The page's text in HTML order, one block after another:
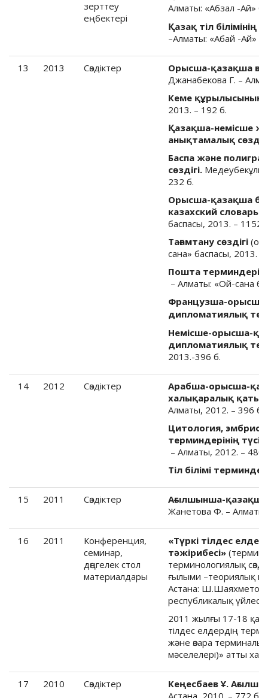
зерттеу
еңбектері
Алматы: «Абзал -Ай»
Қазақ тіл
–Алматы: «Абай -Ай»
13 2013 Cөздіктер
Орысша-қазақша
Джанабекова Г. –
Кеме құрылысының
2013. – 192 б.
Қазақша-немісше
анықтамалық
Баспа және
сөздігі. Медеубекұлы
232 б.
Орысша-қазақша
казахский словарь
баспасы, 2013. – 1152
Тағамтану сөздігі
сана» баспасы, 2013. –
Пошта
– Алматы: «Ой-сана
Французша-
дипломатиялық
Немісше-орысша-
дипломатиялық
2013.-396 б.
14 2012 Cөздіктер
Арабша-орысша-
халықаралық
Алматы, 2012. – 396 б.
Цитология,
терминдерінің
– Алматы, 2012. – 480
Тіл білімі
15 2011 Cөздіктер
Ағылшынша-қазақша
Жанетова Ф. –
16 2011
Конференция,
семинар,
дөңгелек стол
материалдары
«Түркі тілдес
тәжірибесі»
терминологиялық
ғылыми –теориялық
Астана: Ш.Шаяхметов
республикалық
2011 жылғы 17-18
тілдес елдердің
және өзара
мәселелері)» атты
17 2010 Cөздіктер
Кеңесбаев Ұ.
Астана, 2010. – 772 б.